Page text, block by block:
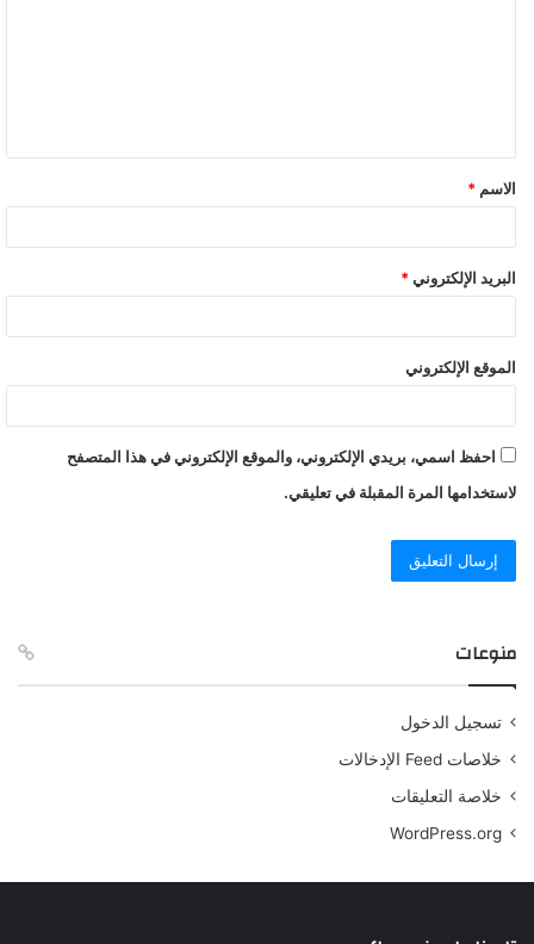
ق
*
الاسم *
البريد الإلكتروني *
الموقع الإلكتروني
احفظ اسمي، بريدي الإلكتروني، والموقع الإلكتروني في هذا المتصفح
لاستخدامها المرة المقبلة في تعليقي.
منوعات
تسجيل الدخول
خلاصات Feed الإدخالات
خلاصة التعليقات
WordPress.org